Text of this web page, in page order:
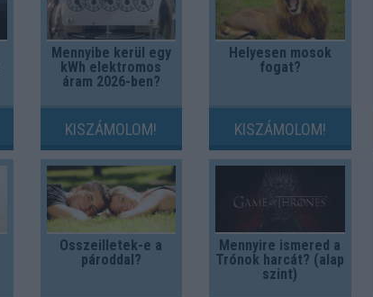
Mennyibe kerül egy
kWh elektromos
áram 2026-ben?
KISZÁMOLOM!
Helyesen mosok
fogat?
KISZÁMOLOM!
Összeilletek-e a
pároddal?
Mennyire ismered a
Trónok harcát? (alap
szint)